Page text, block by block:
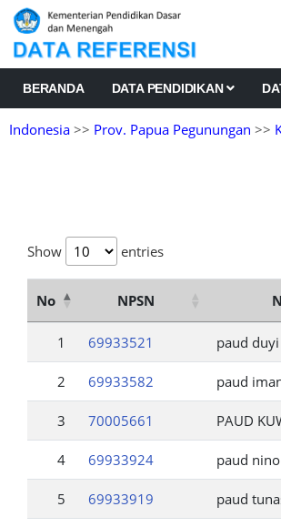
BERANDA DATA PENDIDIKAN
Indonesia >> Prov. Papua Pegunungan >>
Show entries
No NPSN
1 69933521 paud
2 69933582 paud
3 70005661 PAUD
4 69933924 paud
5 69933919 paud